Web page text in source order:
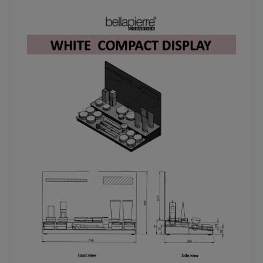
verkoop-Mineral Loose Foundation- Biscotti 1x tester + 1x
verkoop-Mineral Loose Foundation - Blondie 1x tester + 1x
verkoop-Mineral Loose Foundation- Latte 1x tester + 1x
verkoop-Mineral Loose Foundation- Cinnamon 1x tester +
1x verkoop-Mineral Loose Foundation- Nutmeg 1x tester +
1x verkoop-Mineral Loose Foundation- Maple 1x tester + 1x
verkoop-Make-up Base 1x tester + 1x verkoop-Supergloss
Everyday 1x tester + 1x verkoop-Supergloss Vanilla Pink 1x
tester + 1x verkoop-Vanilla Balm 1x tester + 1x verkoop-
Kissproof Nude 1x tester + 1x verkoop-Finish Kissproof 1x
tester + 1x verkoop-Twistup Brow Pencil kleur 1 1x tester +
1x verkoop-Twistup Brow Pencil kleur 2 1x tester + 1x
verkoop-Hi you Mascara 1x tester + 1x verkoop-Esqido
black eyeliner 1x tester + 1x verkoop-Esqido brown eyeliner